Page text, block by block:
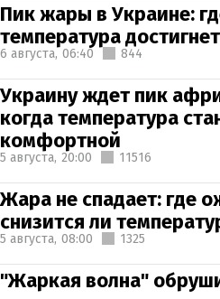
Пик жары в Украине:
температура
6 августа, 06:40 844
Украину ждет пик
когда температура
комфортной
5 августа, 20:00 11516
Жара не спадает: где
снизится ли
5 августа, 08:00 1325
"Жаркая волна"